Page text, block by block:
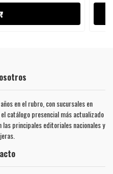
en el rubro, con sucursales en
catálogo presencial más actualizado
las principales editoriales nacionales y